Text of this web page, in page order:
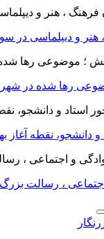
هنر و دیپلماسی در
رها شده در شهری
و دانشجو، نقطه
، رسالت بزرگ